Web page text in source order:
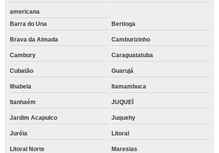
americana
Barra do Una
Bertioga
Brava da Almada Camburizinho
Cambury Caraguatatuba
Cubatão Guarujá
Ilhabela Itamambuca
Itanhaém JUQUEÍ
Jardim Acapulco Juquehy
Juréia Litoral
Litoral Norte Maresias